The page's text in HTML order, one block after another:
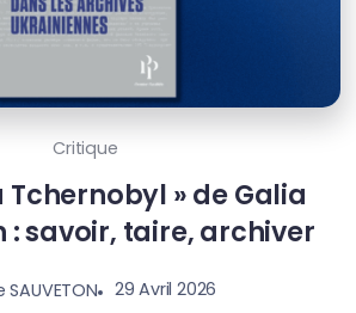
Critique
Tchernobyl » de Galia
savoir, taire, archiver
SAUVETON 29 Avril 2026